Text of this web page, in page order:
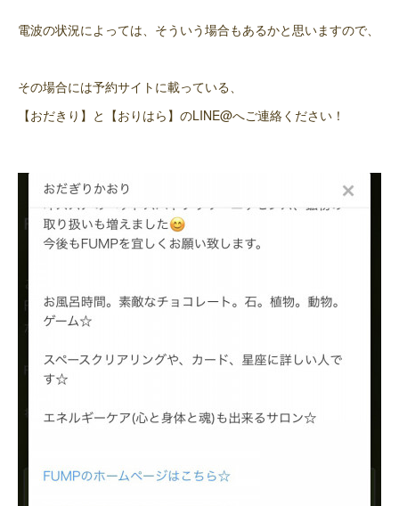
電波の状況によっては、そういう場合もあるかと思いますので、
その場合には予約サイトに載っている、
【おだきり】と【おりはら】のLINE@へご連絡ください！